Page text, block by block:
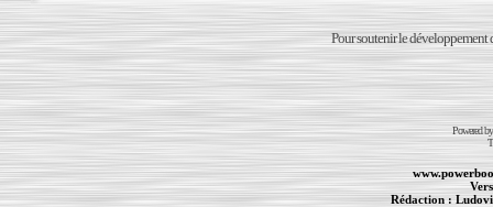
Pour soutenir le développement
Powered
Rédaction :